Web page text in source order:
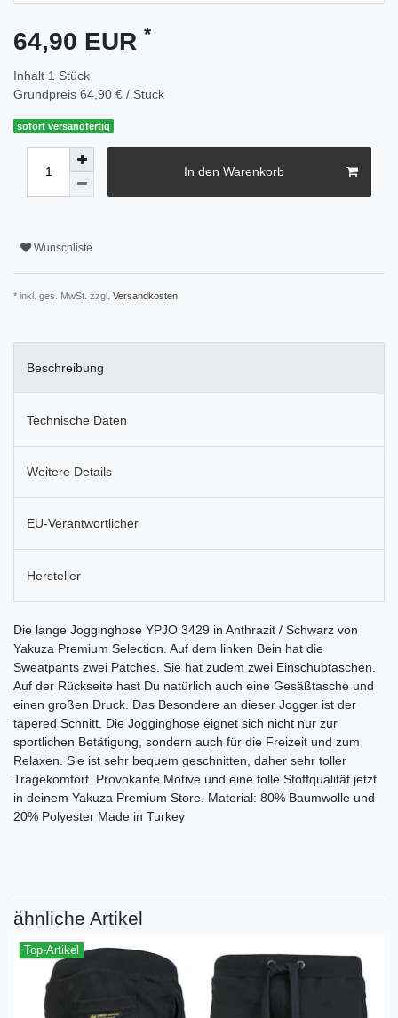
64,90 EUR *
Inhalt 1 Stück
Grundpreis 64,90 € / Stück
sofort versandfertig
In den Warenkorb
Wunschliste
* inkl. ges. MwSt. zzgl. Versandkosten
Beschreibung
Technische Daten
Weitere Details
EU-Verantwortlicher
Hersteller
Die lange Jogginghose YPJO 3429 in Anthrazit / Schwarz von
Yakuza Premium Selection. Auf dem linken Bein hat die
Sweatpants zwei Patches. Sie hat zudem zwei Einschubtaschen.
Auf der Rückseite hast Du natürlich auch eine Gesäßtasche und
einen großen Druck. Das Besondere an dieser Jogger ist der
tapered Schnitt. Die Jogginghose eignet sich nicht nur zur
sportlichen Betätigung, sondern auch für die Freizeit und zum
Relaxen. Sie ist sehr bequem geschnitten, daher sehr toller
Tragekomfort. Provokante Motive und eine tolle Stoffqualität jetzt
in deinem Yakuza Premium Store. Material: 80% Baumwolle und
20% Polyester Made in Turkey
ähnliche Artikel
Top-Artikel